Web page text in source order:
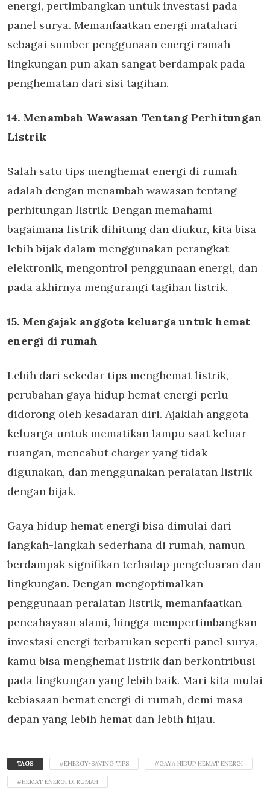
energi, pertimbangkan untuk investasi pada
panel surya. Memanfaatkan energi matahari
sebagai sumber penggunaan energi ramah
lingkungan pun akan sangat berdampak pada
penghematan dari sisi tagihan.
14. Menambah Wawasan Tentang Perhitungan
Listrik
Salah satu tips menghemat energi di rumah
adalah dengan menambah wawasan tentang
perhitungan listrik. Dengan memahami
bagaimana listrik dihitung dan diukur, kita bisa
lebih bijak dalam menggunakan perangkat
elektronik, mengontrol penggunaan energi, dan
pada akhirnya mengurangi tagihan listrik.
15. Mengajak anggota keluarga untuk hemat
energi di rumah
Lebih dari sekedar tips menghemat listrik,
perubahan gaya hidup hemat energi perlu
didorong oleh kesadaran diri. Ajaklah anggota
keluarga untuk mematikan lampu saat keluar
ruangan, mencabutcharger yang tidak
digunakan, dan menggunakan peralatan listrik
dengan bijak.
Gaya hidup hemat energi bisa dimulai dari
langkah-langkah sederhana di rumah, namun
berdampak signifikan terhadap pengeluaran dan
lingkungan. Dengan mengoptimalkan
penggunaan peralatan listrik, memanfaatkan
pencahayaan alami, hingga mempertimbangkan
investasi energi terbarukan seperti panel surya,
kamu bisa menghemat listrik dan berkontribusi
pada lingkungan yang lebih baik. Mari kita mulai
kebiasaan hemat energi di rumah, demi masa
depan yang lebih hemat dan lebih hijau.
TAGS #ENERGY-SAVING TIPS #GAYA HIDUP HEMAT ENERGI
#HEMAT ENERGI DI RUMAH